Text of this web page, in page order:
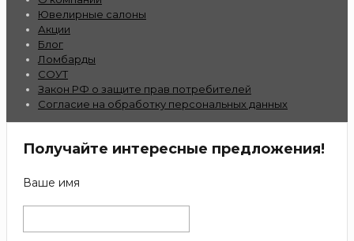
Ювелирные салоны
Акции
Блог
Ломбарды
СОУТ
Закон РФ о защите прав потребителей
Согласие на обработку персональных данных
Получайте интересные предложения!
Ваше имя